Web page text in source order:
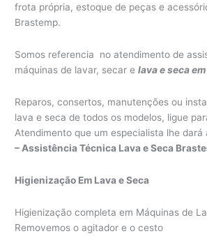
frota própria, estoque de peças e
Brastemp.
Somos referencia no atendimento de
máquinas de lavar, secar elava e seca
Reparos, consertos, manutenções ou
lava e seca de todos os modelos, ligue
Atendimento que um especialista lhe dará
– Assistência Técnica Lava e Seca
Higienização Em Lava e Seca
Higienização completa em Máquinas de
Removemos o agitador e o cesto